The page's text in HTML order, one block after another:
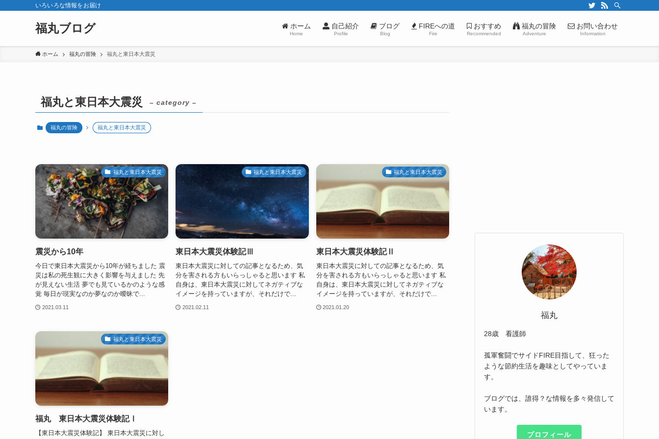
いろいろな情報をお届け
福丸ブログ ホーム
Home
自己紹介
Profile
ブログ
Blog
FIREへの道
Fire
おすすめ
Recommended
福丸の冒険
Adventure
お問い合わせ
Information
ホーム 福丸の冒険 福丸と東日本大震災
福丸と東日本大震災 – category –
福丸の冒険 福丸と東日本大震災
福丸と東日本大震災
震災から10年
今日で東日本大震災から10年が経ちました 震
災は私の死生観に大きく影響を与えました 先
が見えない生活 夢でも見ているかのような感
覚 毎日が現実なのか夢なのか曖昧で...
2021.03.11
福丸と東日本大震災
東日本大震災体験記Ⅲ
東日本大震災に対しての記事となるため、気
分を害される方もいらっしゃると思います 私
自身は、東日本大震災に対してネガティブな
イメージを持っていますが、それだけで...
2021.02.11
福丸と東日本大震災
東日本大震災体験記Ⅱ
東日本大震災に対しての記事となるため、気
分を害される方もいらっしゃると思います 私
自身は、東日本大震災に対してネガティブな
イメージを持っていますが、それだけで...
2021.01.20
福丸と東日本大震災
福丸 東日本大震災体験記Ⅰ
【東日本大震災体験記】 東日本大震災に対し
福丸
28歳 看護師
孤軍奮闘でサイドFIRE目指して、狂った
ような節約生活を趣味としてやっていま
す。
ブログでは、誰得？な情報を多々発信して
います。
プロフィール